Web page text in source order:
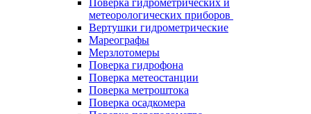
Поверка гидрометрических и
метеорологических приборов
Вертушки гидрометрические
Мареографы
Мерзлотомеры
Поверка гидрофона
Поверка метеостанции
Поверка метроштока
Поверка осадкомера